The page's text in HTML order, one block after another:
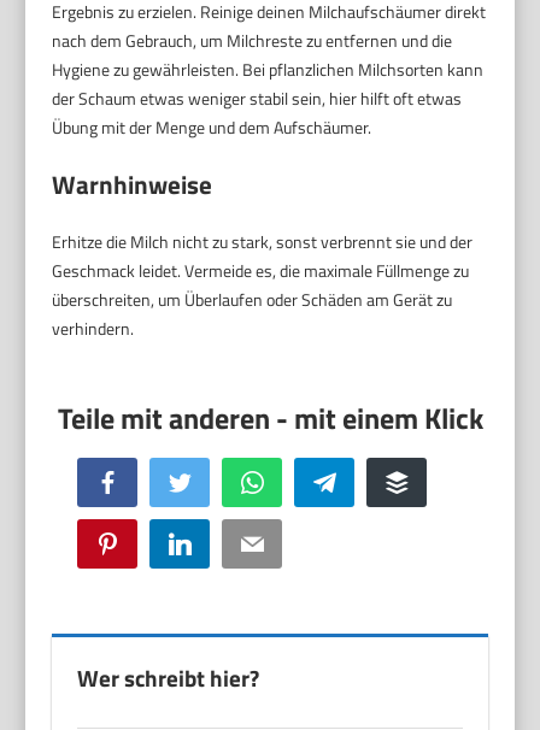
Ergebnis zu erzielen. Reinige deinen Milchaufschäumer direkt
nach dem Gebrauch, um Milchreste zu entfernen und die
Hygiene zu gewährleisten. Bei pflanzlichen Milchsorten kann
der Schaum etwas weniger stabil sein, hier hilft oft etwas
Übung mit der Menge und dem Aufschäumer.
Warnhinweise
Erhitze die Milch nicht zu stark, sonst verbrennt sie und der
Geschmack leidet. Vermeide es, die maximale Füllmenge zu
überschreiten, um Überlaufen oder Schäden am Gerät zu
verhindern.
Facebook Twitter WhatsApp Telegram Buffer
Pinterest LinkedIn Email
Wer schreibt hier?